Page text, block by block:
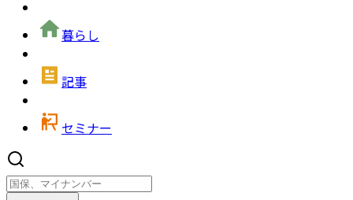
暮らし
記事
セミナー